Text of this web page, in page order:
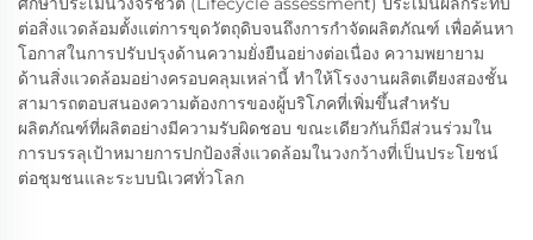
ต่อสิ่งแวดล้อมตั้งแต่การขุดวัตถุดิบจนถึงการกำจัดผลิตภัณฑ์ เพื่อค้นหา
โอกาสในการปรับปรุงด้านความยั่งยืนอย่างต่อเนื่อง ความพยายาม
ด้านสิ่งแวดล้อมอย่างครอบคลุมเหล่านี้ ทำให้โรงงานผลิตเตียงสองชั้น
สามารถตอบสนองความต้องการของผู้บริโภคที่เพิ่มขึ้นสำหรับ
ผลิตภัณฑ์ที่ผลิตอย่างมีความรับผิดชอบ ขณะเดียวกันก็มีส่วนร่วมใน
การบรรลุเป้าหมายการปกป้องสิ่งแวดล้อมในวงกว้างที่เป็นประโยชน์
ต่อชุมชนและระบบนิเวศทั่วโลก